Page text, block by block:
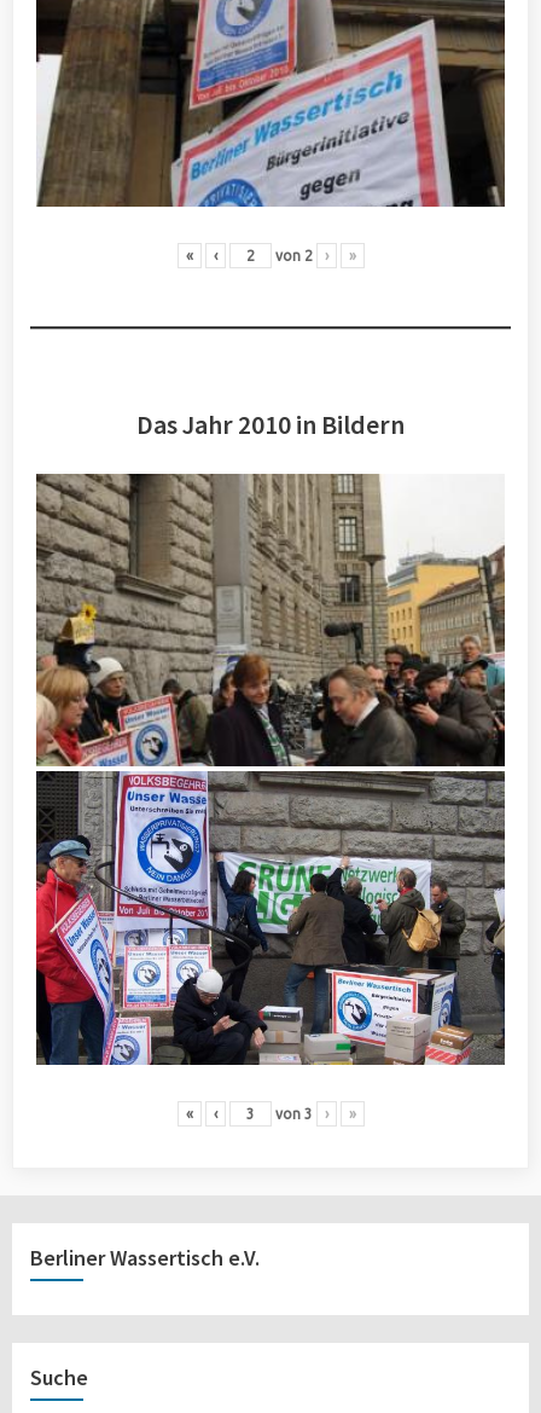
« ‹ von 2 › »
Das Jahr 2010 in Bildern
« ‹ von 3 › »
Berliner Wassertisch e.V.
Suche